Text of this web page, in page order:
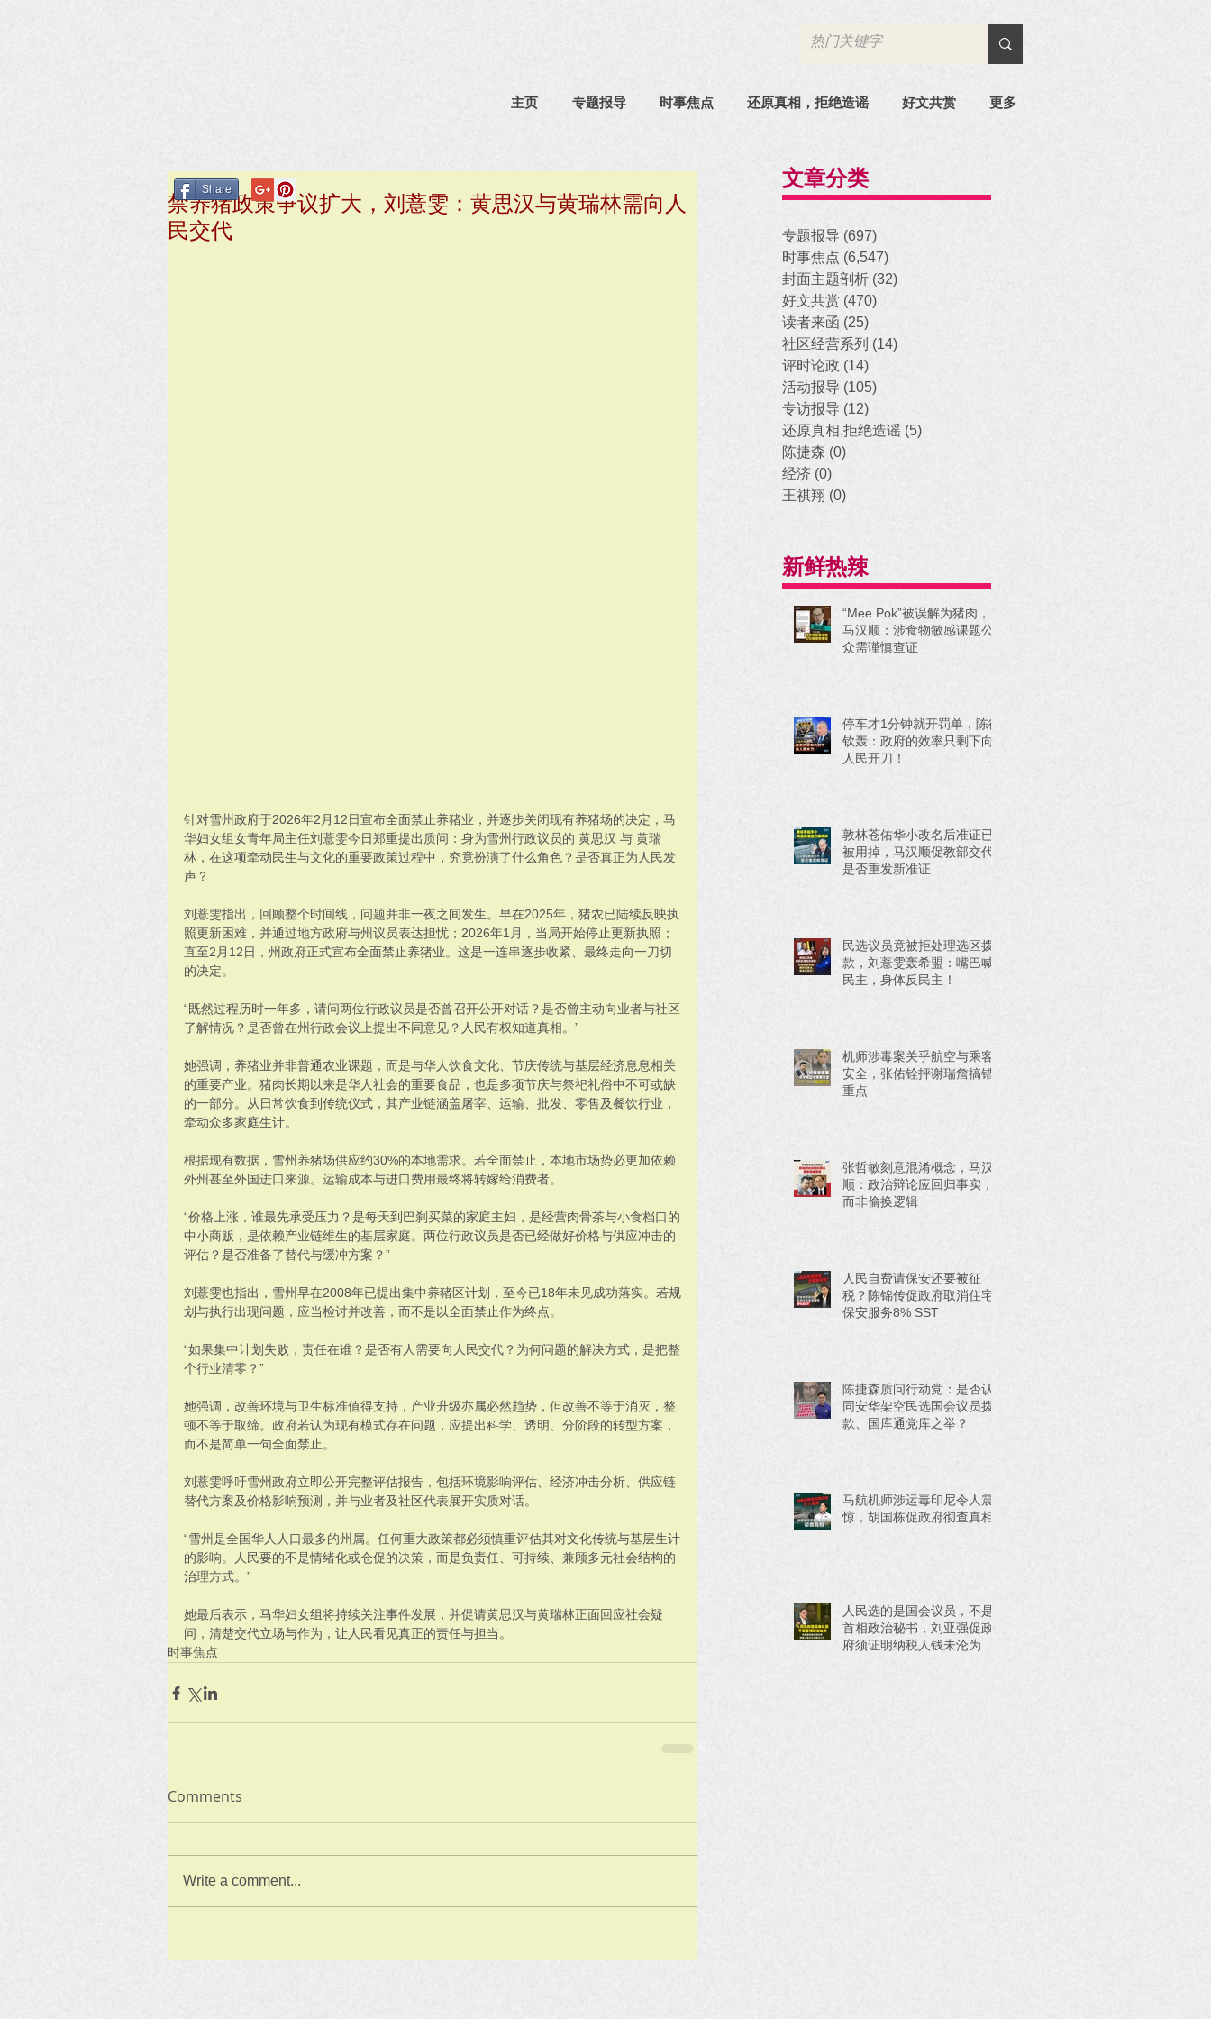
主页 专题报导 时事焦点 还原真相，拒绝造谣 好文共赏 更多
禁养猪政策争议扩大，刘薏雯：黄思汉与黄瑞林需向人
民交代
针对雪州政府于2026年2月12日宣布全面禁止养猪业，并逐步关闭现有养猪场的决定，马
华妇女组女青年局主任刘薏雯今日郑重提出质问：身为雪州行政议员的 黄思汉 与 黄瑞
林，在这项牵动民生与文化的重要政策过程中，究竟扮演了什么角色？是否真正为人民发
声？
刘薏雯指出，回顾整个时间线，问题并非一夜之间发生。早在2025年，猪农已陆续反映执
照更新困难，并通过地方政府与州议员表达担忧；2026年1月，当局开始停止更新执照；
直至2月12日，州政府正式宣布全面禁止养猪业。这是一连串逐步收紧、最终走向一刀切
的决定。
“既然过程历时一年多，请问两位行政议员是否曾召开公开对话？是否曾主动向业者与社区
了解情况？是否曾在州行政会议上提出不同意见？人民有权知道真相。”
她强调，养猪业并非普通农业课题，而是与华人饮食文化、节庆传统与基层经济息息相关
的重要产业。猪肉长期以来是华人社会的重要食品，也是多项节庆与祭祀礼俗中不可或缺
的一部分。从日常饮食到传统仪式，其产业链涵盖屠宰、运输、批发、零售及餐饮行业，
牵动众多家庭生计。
根据现有数据，雪州养猪场供应约30%的本地需求。若全面禁止，本地市场势必更加依赖
外州甚至外国进口来源。运输成本与进口费用最终将转嫁给消费者。
“价格上涨，谁最先承受压力？是每天到巴刹买菜的家庭主妇，是经营肉骨茶与小食档口的
中小商贩，是依赖产业链维生的基层家庭。两位行政议员是否已经做好价格与供应冲击的
评估？是否准备了替代与缓冲方案？”
刘薏雯也指出，雪州早在2008年已提出集中养猪区计划，至今已18年未见成功落实。若规
划与执行出现问题，应当检讨并改善，而不是以全面禁止作为终点。
“如果集中计划失败，责任在谁？是否有人需要向人民交代？为何问题的解决方式，是把整
个行业清零？”
她强调，改善环境与卫生标准值得支持，产业升级亦属必然趋势，但改善不等于消灭，整
顿不等于取缔。政府若认为现有模式存在问题，应提出科学、透明、分阶段的转型方案，
而不是简单一句全面禁止。
刘薏雯呼吁雪州政府立即公开完整评估报告，包括环境影响评估、经济冲击分析、供应链
替代方案及价格影响预测，并与业者及社区代表展开实质对话。
“雪州是全国华人人口最多的州属。任何重大政策都必须慎重评估其对文化传统与基层生计
的影响。人民要的不是情绪化或仓促的决策，而是负责任、可持续、兼顾多元社会结构的
治理方式。”
她最后表示，马华妇女组将持续关注事件发展，并促请黄思汉与黄瑞林正面回应社会疑
问，清楚交代立场与作为，让人民看见真正的责任与担当。
时事焦点
Comments
Write a comment...
Share 文章分类
专题报导 (697)
时事焦点 (6,547)
封面主题剖析 (32)
好文共赏 (470)
读者来函 (25)
社区经营系列 (14)
评时论政 (14)
活动报导 (105)
专访报导 (12)
还原真相,拒绝造谣 (5)
陈捷森 (0)
经济 (0)
王祺翔 (0)
新鲜热辣
“Mee Pok”被误解为猪肉，
马汉顺：涉食物敏感课题公
众需谨慎查证
停车才1分钟就开罚单，陈德
钦轰：政府的效率只剩下向
人民开刀！
敦林苍佑华小改名后准证已
被用掉，马汉顺促教部交代
是否重发新准证
民选议员竟被拒处理选区拨
款，刘薏雯轰希盟：嘴巴喊
民主，身体反民主！
机师涉毒案关乎航空与乘客
安全，张佑铨抨谢瑞詹搞错
重点
张哲敏刻意混淆概念，马汉
顺：政治辩论应回归事实，
而非偷换逻辑
人民自费请保安还要被征
税？陈锦传促政府取消住宅
保安服务8% SST
陈捷森质问行动党：是否认
同安华架空民选国会议员拨
款、国库通党库之举？
马航机师涉运毒印尼令人震
惊，胡国栋促政府彻查真相
人民选的是国会议员，不是
首相政治秘书，刘亚强促政
府须证明纳税人钱未沦为政